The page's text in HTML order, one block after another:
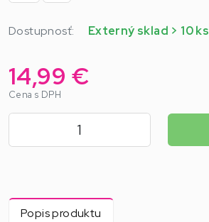
Dostupnosť: Externý sklad > 10 ks
14,99 €
Cena s DPH
Popis produktu